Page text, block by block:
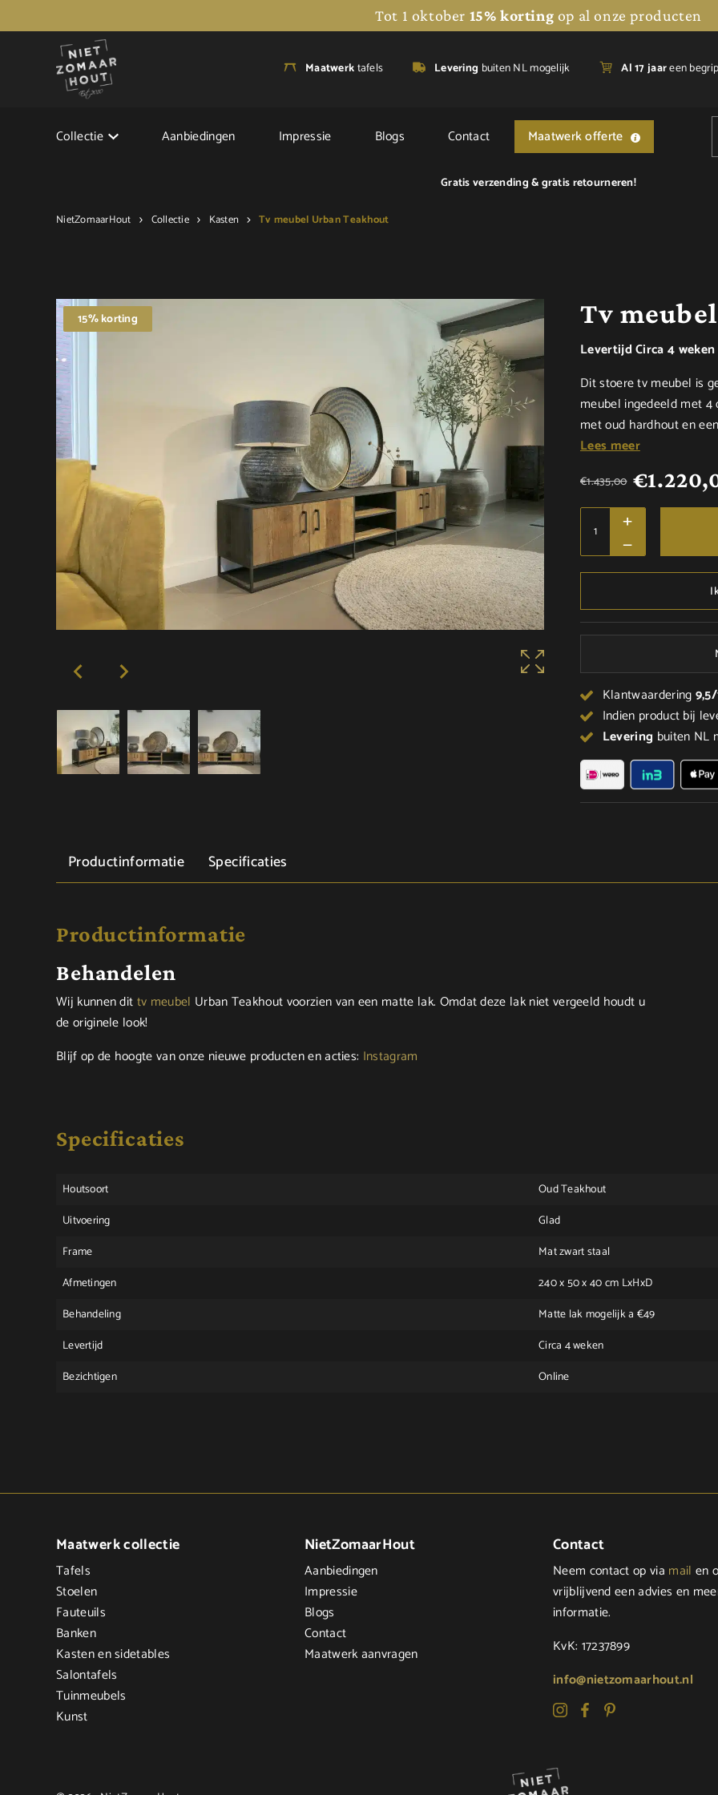
Tot 1 oktober 15% korting op al onze producten
Maatwerktafels Levering buiten NL mogelijk Al 17 jaareen begrip
Collectie Aanbiedingen Impressie Blogs Contact Maatwerk offerte
Gratis verzending &gratis retourneren!
NietZomaarHout Collectie Kasten Tv meubel Urban Teakhout
15% korting Tv
Levertijd Circa 4 weken
Dit stoere tv meubel is
meubel ingedeeld met
met oud hardhout en
Lees meer
€1.435,00 €
Klantwaardering
Indien product bij
Levering buiten NL
Productinformatie Specificaties
Productinformatie
Behandelen
Wij kunnen dittv meubel Urban Teakhout voorzien van een matte lak. Omdat deze lak niet vergeeld houdt u
de originele look!
Blijf op de hoogte van onze nieuwe producten en acties: Instagram
Specificaties
Houtsoort
Oud Teakhout
Uitvoering
Glad
Frame
Mat zwart staal
Afmetingen
240 x 50 x 40 cm LxHxD
Behandeling
Matte lak mogelijk a €49
Levertijd
Circa 4 weken
Bezichtigen
Online
Maatwerk collectie
Tafels
Stoelen
Fauteuils
Banken
Kasten en sidetables
Salontafels
Tuinmeubels
Kunst
NietZomaarHout
Aanbiedingen
Impressie
Blogs
Contact
Maatwerk aanvragen
Contact
Neem contact op via mail en
vrijblijvend een advies en
informatie.
KvK: 17237899
info@nietzomaarhout.nl